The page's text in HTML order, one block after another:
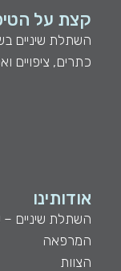
קצת על
השתלת שיניים
כתרים, ציפויים
אודותינו
השתלת שיניים
המרפאה
הצוות